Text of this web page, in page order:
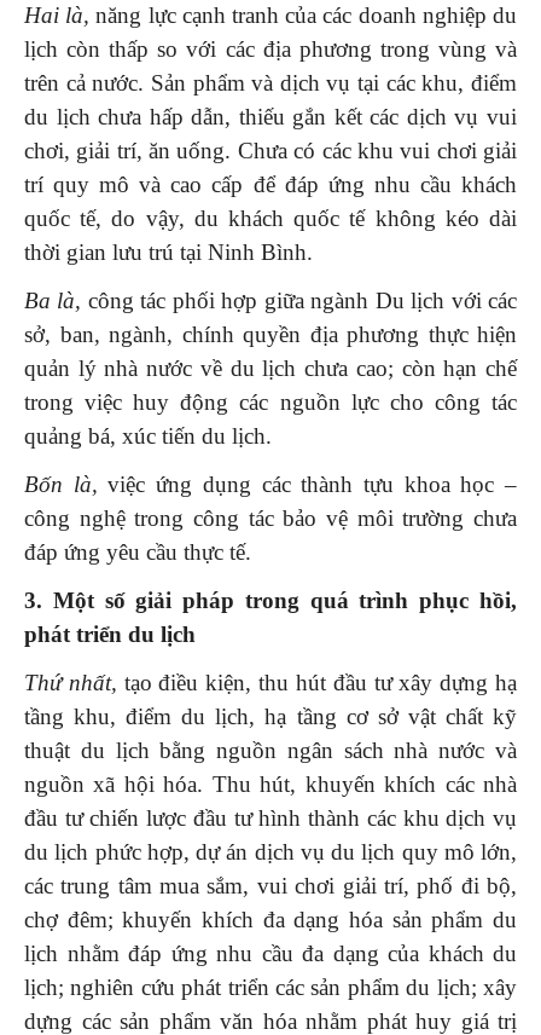
Hai là, năng lực cạnh tranh của các doanh nghiệp du
lịch còn thấp so với các địa phương trong vùng và
trên cả nước. Sản phẩm và dịch vụ tại các khu, điểm
du lịch chưa hấp dẫn, thiếu gắn kết các dịch vụ vui
chơi, giải trí, ăn uống. Chưa có các khu vui chơi giải
trí quy mô và cao cấp để đáp ứng nhu cầu khách
quốc tế, do vậy, du khách quốc tế không kéo dài
thời gian lưu trú tại Ninh Bình.
Ba là, công tác phối hợp giữa ngành Du lịch với các
sở, ban, ngành, chính quyền địa phương thực hiện
quản lý nhà nước về du lịch chưa cao; còn hạn chế
trong việc huy động các nguồn lực cho công tác
quảng bá, xúc tiến du lịch.
Bốn là,việc ứng dụng các thành tựu khoa học –
công nghệ trong công tác bảo vệ môi trường chưa
đáp ứng yêu cầu thực tế.
3. Một số giải pháp trong quá trình phục hồi,
phát triển du lịch
Thứ nhất, tạo điều kiện, thu hút đầu tư xây dựng hạ
tầng khu, điểm du lịch, hạ tầng cơ sở vật chất kỹ
thuật du lịch bằng nguồn ngân sách nhà nước và
nguồn xã hội hóa. Thu hút, khuyến khích các nhà
đầu tư chiến lược đầu tư hình thành các khu dịch vụ
du lịch phức hợp, dự án dịch vụ du lịch quy mô lớn,
các trung tâm mua sắm, vui chơi giải trí, phố đi bộ,
chợ đêm; khuyến khích đa dạng hóa sản phẩm du
lịch nhằm đáp ứng nhu cầu đa dạng của khách du
lịch; nghiên cứu phát triển các sản phẩm du lịch; xây
dựng các sản phẩm văn hóa nhằm phát huy giá trị